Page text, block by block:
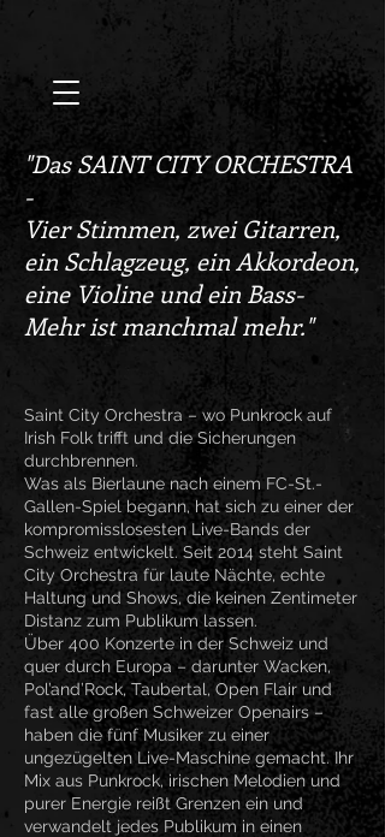
"Das SAINT CITY ORCHESTRA
-
Vier Stimmen, zwei Gitarren,
ein Schlagzeug, ein Akkordeon,
eine Violine und ein Bass-
Mehr ist manchmal mehr."
Saint City Orchestra – wo Punkrock auf
Irish Folk trifft und die Sicherungen
durchbrennen.
Was als Bierlaune nach einem FC-St.-
Gallen-Spiel begann, hat sich zu einer der
kompromisslosesten Live-Bands der
Schweiz entwickelt. Seit 2014 steht Saint
City Orchestra für laute Nächte, echte
Haltung und Shows, die keinen Zentimeter
Distanz zum Publikum lassen.
Über 400 Konzerte in der Schweiz und
quer durch Europa – darunter Wacken,
Pol’and’Rock, Taubertal, Open Flair und
fast alle großen Schweizer Openairs –
haben die fünf Musiker zu einer
ungezügelten Live-Maschine gemacht. Ihr
Mix aus Punkrock, irischen Melodien und
purer Energie reißt Grenzen ein und
verwandelt jedes Publikum in einen